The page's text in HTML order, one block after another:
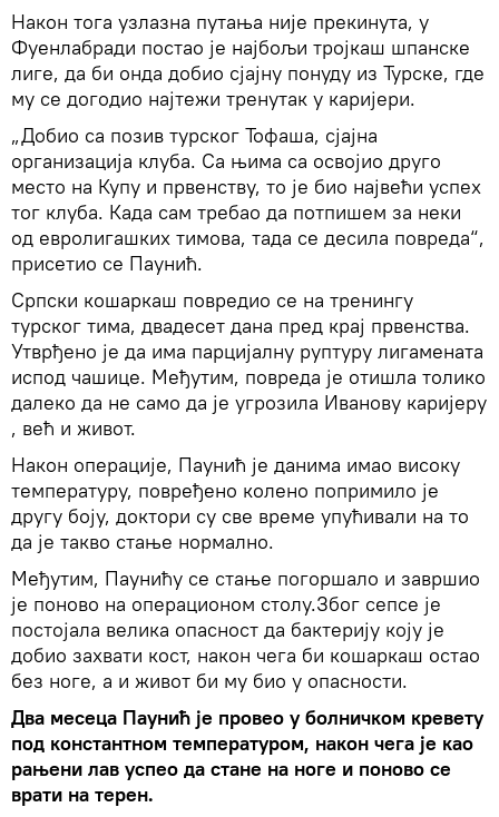
Након тога узлазна путања није прекинута, у
Фуенлабради постао је најбољи тројкаш шпанске
лиге, да би онда добио сјајну понуду из Турске, где
му се догодио најтежи тренутак у каријери.
„Добио са позив турског Тофаша, сјајна
организација клуба. Са њима са освојио друго
место на Купу и првенству, то је био највећи успех
тог клуба. Када сам требао да потпишем за неки
од евролигашких тимова, тада се десила повреда“,
присетио се Паунић.
Српски кошаркаш повредио се на тренингу
турског тима, двадесет дана пред крај првенства.
Утврђено је да има парцијалну руптуру лигамената
испод чашице. Међутим, повреда је отишла толико
далеко да не само да је угрозила Иванову каријеру
, већ и живот.
Након операције, Паунић је данима имао високу
температуру, повређено колено попримило је
другу боју, доктори су све време упућивали на то
да је такво стање нормално.
Међутим, Паунићу се стање погоршало и завршио
је поново на операционом столу.Због сепсе је
постојала велика опасност да бактерију коју је
добио захвати кост, након чега би кошаркаш остао
без ноге, а и живот би му био у опасности.
Два месеца Паунић је провео у болничком кревету
под константном температуром, након чега је као
рањени лав успео да стане на ноге и поново се
врати на терен.